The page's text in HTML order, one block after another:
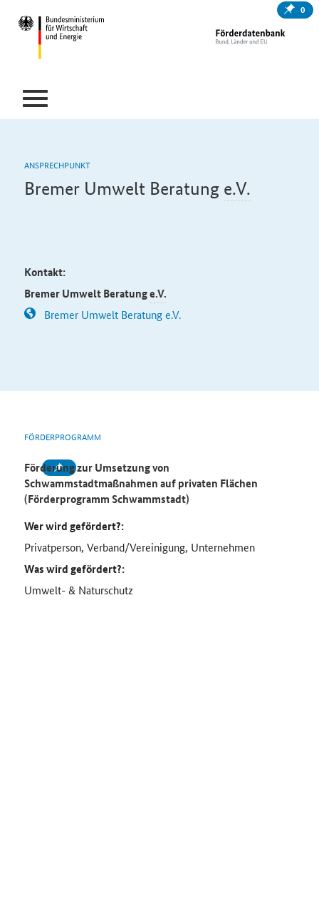
0
ANSPRECHPUNKT
Bremer Umwelt Beratung e.V.
Kontakt:
Bremer Umwelt Beratunge.V.
Bremer Umwelt Beratung e.V.
FÖRDERPROGRAMM
Förderung zur Umsetzung von
Schwammstadtmaßnahmen auf privaten Flächen
(Förderprogramm Schwammstadt)
Wer wird gefördert?:
Privatperson, Verband/Vereinigung, Unternehmen
Was wird gefördert?:
Umwelt- & Naturschutz